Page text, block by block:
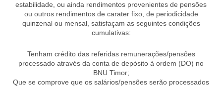
estabilidade, ou ainda rendimentos provenientes de pensões
ou outros rendimentos de carater fixo, de periodicidade
quinzenal ou mensal, satisfaçam as seguintes condições
cumulativas:
Tenham crédito das referidas remunerações/pensões
processado através da conta de depósito à ordem (DO) no
BNU Timor;
Que se comprove que os salários/pensões serão processados